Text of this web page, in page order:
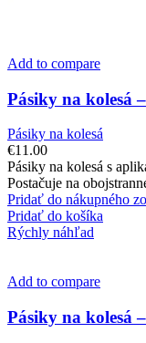
Add to compare
Pásiky na kolesá
Pásiky na kolesá
€11.00
Pásiky na kolesá s
Postačuje na
Pridať do nákupného
Pridať do košíka
Rýchly náhľad
Add to compare
Pásiky na kolesá